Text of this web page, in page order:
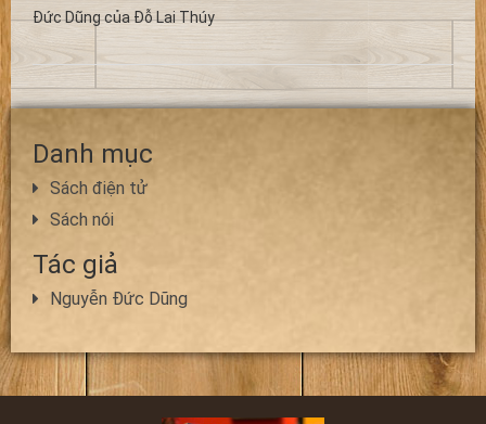
Đức Dũng của Đỗ Lai Thúy
Danh mục
Sách điện tử
Sách nói
Tác giả
Nguyễn Đức Dũng